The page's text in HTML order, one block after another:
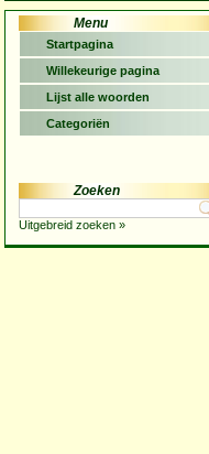
Menu
Startpagina
Willekeurige pagina
Lijst alle woorden
Categoriën
Zoeken
Uitgebreid zoeken »